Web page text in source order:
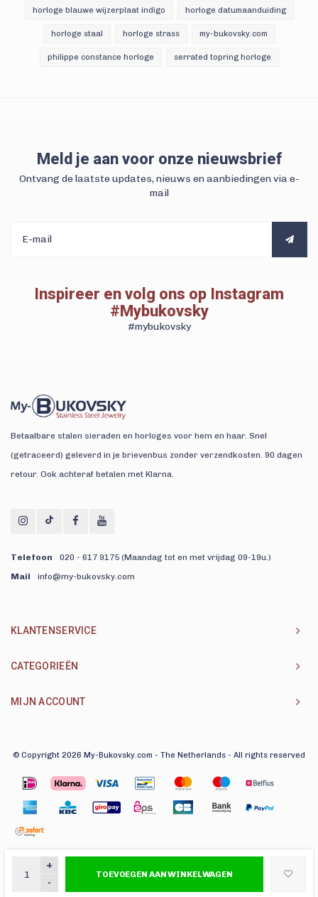
+
-
TOEVOEGEN AAN WINKELWAGEN
horloge blauwe wijzerplaat indigo horloge datumaanduiding
horloge staal horloge strass my-bukovsky.com
philippe constance horloge serrated topring horloge
Meld je aan voor onze nieuwsbrief
Ontvang de laatste updates, nieuws en aanbiedingen via e-
mail
Inspireer en volg ons op Instagram
#Mybukovsky
#mybukovsky
Betaalbare stalen sieraden en horloges voor hem en haar. Snel
(getraceerd) geleverd in je brievenbus zonder verzendkosten. 90 dagen
retour. Ook achteraf betalen met Klarna.
Telefoon
020 - 617 9175 (Maandag tot en met vrijdag 09-19u.)
Mail
info@my-bukovsky.com
KLANTENSERVICE
CATEGORIEËN
MIJN ACCOUNT
© Copyright 2026 My-Bukovsky.com - The Netherlands - All rights reserved